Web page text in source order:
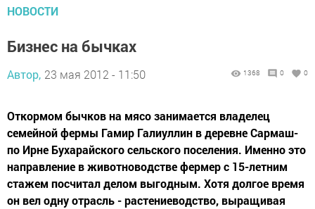
НОВОСТИ
Бизнес на бычках
Автор, 23 мая 2012 - 11:50 1368 0 0
Откормом бычков на мясо занимается владелец
семейной фермы Гамир Галиуллин в деревне Сармаш-
по Ирне Бухарайского сельского поселения. Именно это
направление в животноводстве фермер с 15-летним
стажем посчитал делом выгодным. Хотя долгое время
он вел одну отрасль - растениеводство, выращивая